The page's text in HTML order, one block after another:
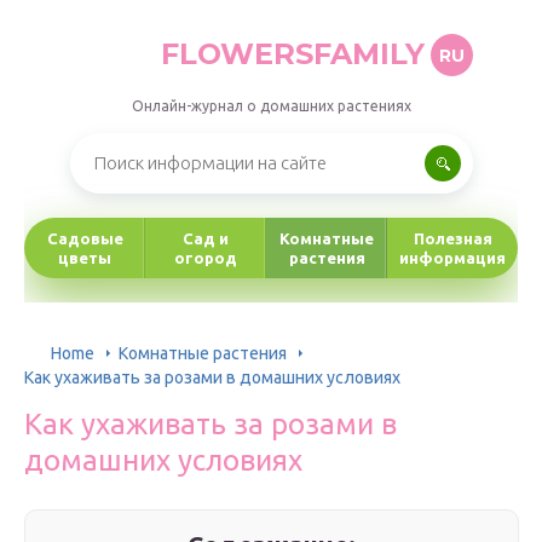
FLOWERSFAMILY RU
Онлайн-журнал о домашних растениях
Садовые
цветы
Сад и
огород
Комнатные
растения
Полезная
информация
Home
Комнатные растения
Как ухаживать за розами в домашних условиях
Как ухаживать за розами в
домашних условиях